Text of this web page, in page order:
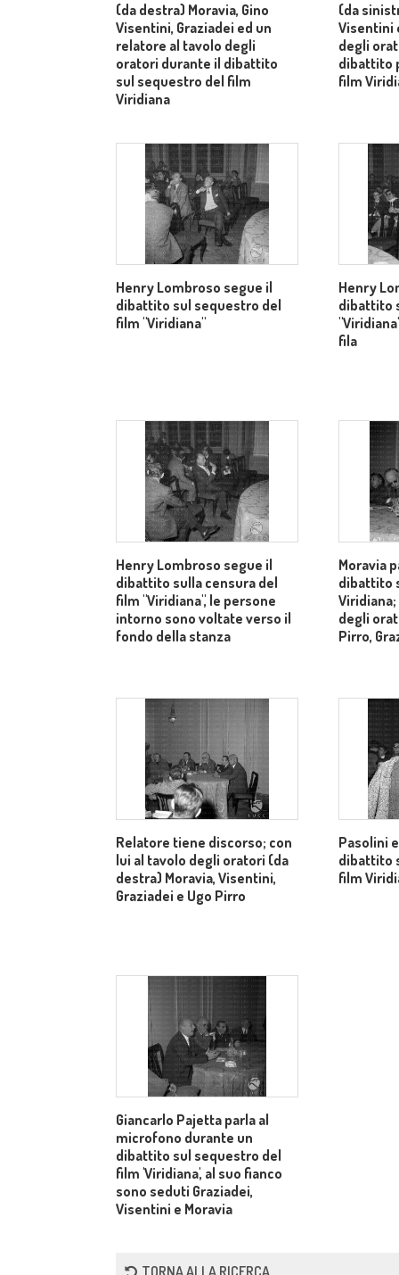
(da destra) Moravia, Gino
Visentini, Graziadei ed un
relatore al tavolo degli
oratori durante il dibattito
sul sequestro del film
Viridiana
(da
Visentini
degli
dibattito
film
Henry Lombroso segue il
dibattito sul sequestro del
film "Viridiana"
Henry
dibattito
fila
Henry Lombroso segue il
dibattito sulla censura del
film "Viridiana", le persone
intorno sono voltate verso il
fondo della stanza
Moravia
dibattito
degli
Pirro,
Relatore tiene discorso; con
lui al tavolo degli oratori (da
destra) Moravia, Visentini,
Graziadei e Ugo Pirro
Pasolini
dibattito
film
Giancarlo Pajetta parla al
microfono durante un
dibattito sul sequestro del
film 'Viridiana', al suo fianco
sono seduti Graziadei,
Visentini e Moravia
TORNA ALLA RICERCA